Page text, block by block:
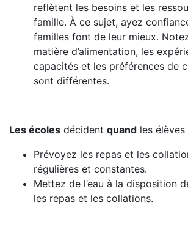
reflètent les besoins et les
famille. À ce sujet, ayez
familles font de leur mieux.
matière d’alimentation, les
capacités et les préférences de
sont différentes.
Les écoles décident quand les
Prévoyez les repas et les
régulières et constantes.
Mettez de l’eau à la disposition
les repas et les collations.